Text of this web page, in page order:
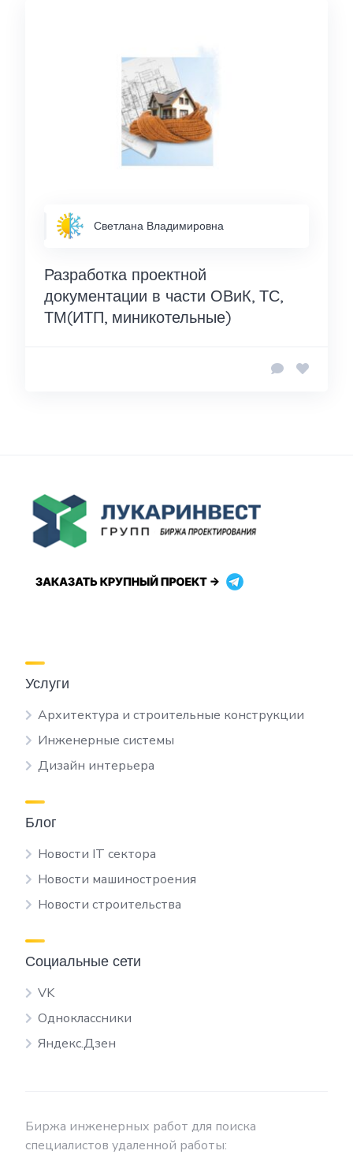
Светлана Владимировна
Разработка проектной
документации в части ОВиК, ТС,
ТМ(ИТП, миникотельные)
Услуги
Архитектура и строительные конструкции
Инженерные системы
Дизайн интерьера
Блог
Новости IT сектора
Новости машиностроения
Новости строительства
Социальные сети
VK
Одноклассники
Яндекс.Дзен
Биржа инженерных работ для поиска
специалистов удаленной работы: